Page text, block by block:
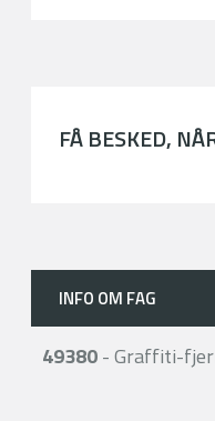
FÅ BESKED,
INFO OM FAG
49380- Graffiti-